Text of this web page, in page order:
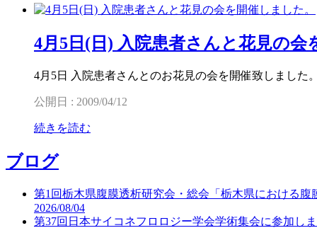
4月5日(日) 入院患者さんと花見の会
4月5日 入院患者さんとのお花見の会を開催致しまし
公開日 : 2009/04/12
続きを読む
ブログ
第1回栃木県腹膜透析研究会・総会「栃木県における
2026/08/04
第37回日本サイコネフロロジー学会学術集会に参加し